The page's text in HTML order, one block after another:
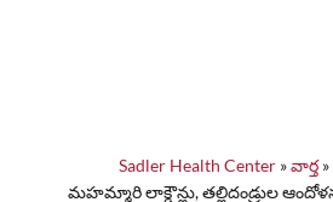
Sadler Health Center »వార్త»
మహమ్మారి లాక్డౌన్లు, తల్లిదండ్రుల